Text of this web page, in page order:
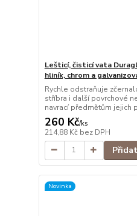
Lešticí, čisticí vata
hliník, chrom a
Rychle odstraňuje
stříbra i další povrchové
navrací předmětům jejich
260 Kč/ks
214,88 Kč bez DPH
Novinka